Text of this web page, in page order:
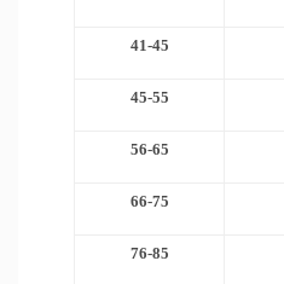
41-45
45-55
56-65
66-75
76-85